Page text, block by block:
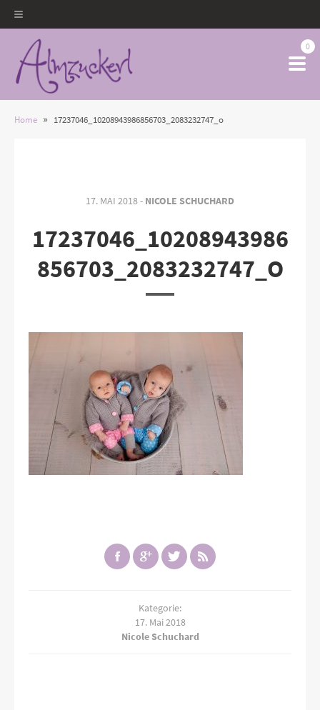
0
Home » 17237046_10208943986856703_2083232747_o
17. MAI 2018 - NICOLE SCHUCHARD
17237046_10208943986
856703_2083232747_O
Kategorie:
17. Mai 2018
Nicole Schuchard